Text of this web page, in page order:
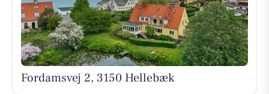
Fordamsvej 2, 3150 Hellebæk